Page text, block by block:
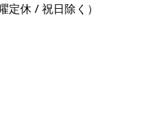
定休 / 祝日除く）